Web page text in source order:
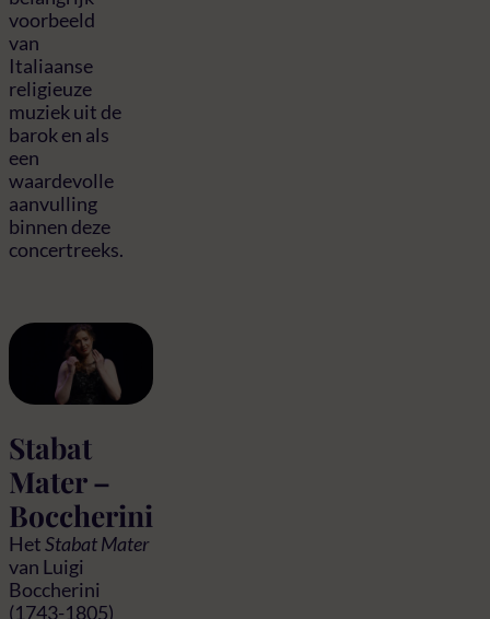
voorbeeld
van
Italiaanse
religieuze
muziek uit de
barok en als
een
waardevolle
aanvulling
binnen deze
concertreeks.
Stabat
Mater –
Boccherini
HetStabat Mater
van Luigi
Boccherini
(1743-1805)